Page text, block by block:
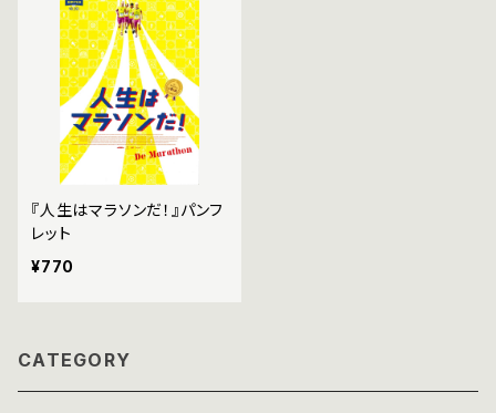
『人生はマラソンだ！』パンフ
レット
¥770
CATEGORY